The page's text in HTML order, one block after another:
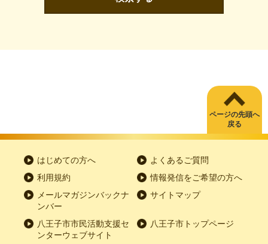
ページの先頭へ
戻る
はじめての方へ
よくあるご質問
利用規約
情報発信をご希望の方へ
メールマガジンバックナ
ンバー
サイトマップ
八王子市市民活動支援セ
ンターウェブサイト
八王子市トップページ